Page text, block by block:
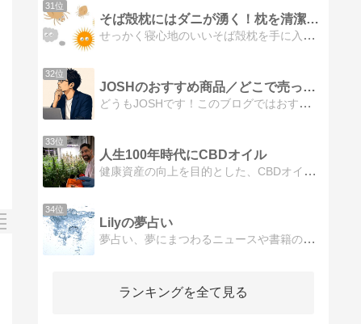
31位
そば殻枕にはダニが湧く！枕を清潔に保つならこの枕
せっかく寝心地のいいそば殻枕を手に入れたのにダニが湧いて頭がかゆい！そんな悩みでお困りの方に、通気性に優れた丸洗い可能の枕をご紹介します。
32位
JOSHのおすすめ商品／どこで売ってる？どこで買える？
どうもJOSHです！このブログではおすすめの商品を紹介しています！トレンド商品の口コミ評判やどこで売ってるか（どこが安いか）の情報をまとめています★
33位
人生100年時代にCBDオイル
健康資産の向上を目的とした、CBDオイルの情報サイトおよびオンラインストアです。これからの人生100年時代の健康を支えるCBDオイルの魅力を分かりやすく伝えます
34位
Lilyの夢占い
夢占い、夢にまつわるニュースや書籍のレビューを紹介するサイトです
ランキングを全て見る